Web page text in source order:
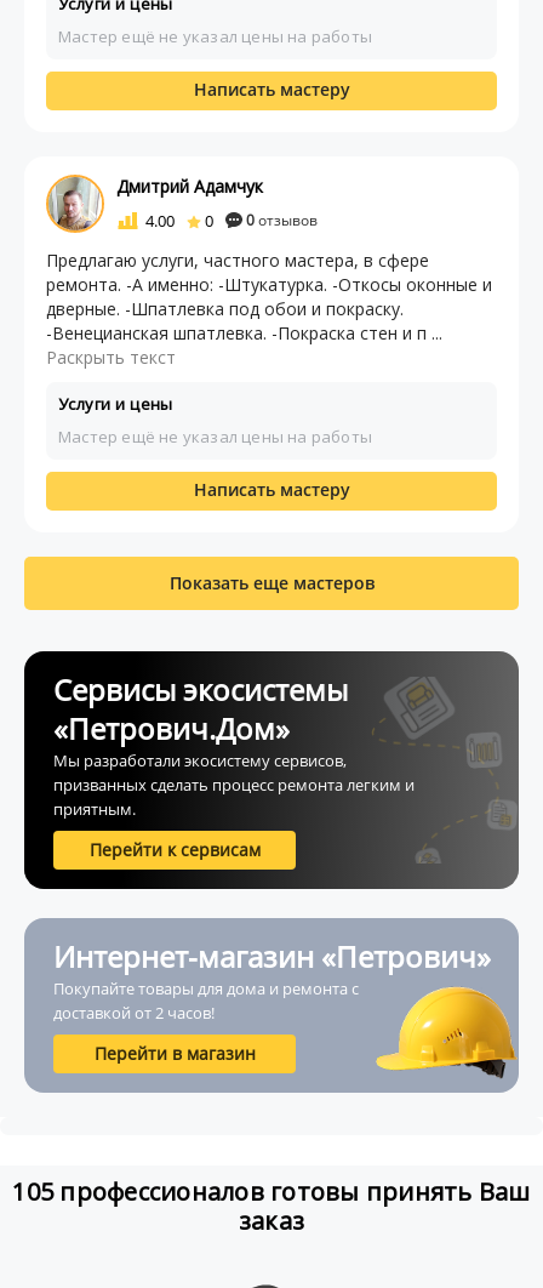
Мастер ещё не указал цены на работы
Написать мастеру
Дмитрий Адамчук
4.00 0 0отзывов
Предлагаю услуги, частного мастера, в сфере
ремонта. -А именно: -Штукатурка. -Откосы оконные и
дверные. -Шпатлевка под обои и покраску.
-Венецианская шпатлевка. -Покраска стен и п ...
Раскрыть текст
Услуги и цены
Мастер ещё не указал цены на работы
Написать мастеру
Показать еще мастеров
Сервисы экосистемы
«Петрович.Дом»
Мы разработали экосистему сервисов,
призванных сделать процесс ремонта легким и
приятным.
Перейти к сервисам
Интернет-магазин «Петрович»
Покупайте товары для дома и ремонта с
доставкой от 2 часов!
Перейти в магазин
105 профессионалов готовы принять Ваш
заказ